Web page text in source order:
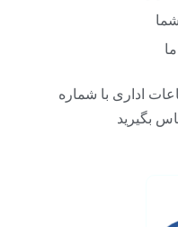
اداری با شماره
بگیرید